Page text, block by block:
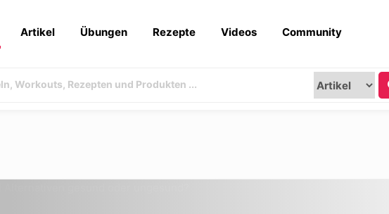
Artikel Übungen Rezepte Videos Community